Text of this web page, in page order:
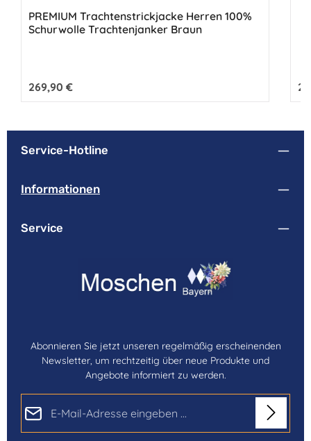
Durchschnittliche Bewertung von 4.33 von 5 Sternen
PREMIUM Trachtenstrickjacke Herren 100%
Schurwolle Trachtenjanker Braun
Regulärer Preis:
269,90 €
Service-Hotline
Informationen
Service
Abonnieren Sie jetzt unseren regelmäßig erscheinenden
Newsletter, um rechtzeitig über neue Produkte und
Angebote informiert zu werden.